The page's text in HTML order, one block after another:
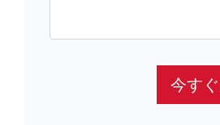
今す